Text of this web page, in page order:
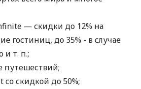
— скидки до 12% на
гостиниц, до 35% - в случае
и т. п.;
путешествий;
со скидкой до 50%;